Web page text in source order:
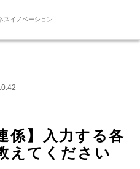
スイノベーション
係】入力する各
えてください